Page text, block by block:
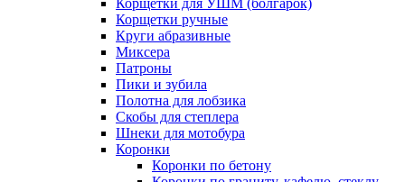
Корщетки для УШМ (болгарок)
Корщетки ручные
Круги абразивные
Миксера
Патроны
Пики и зубила
Полотна для лобзика
Скобы для степлера
Шнеки для мотобура
Коронки
Коронки по бетону